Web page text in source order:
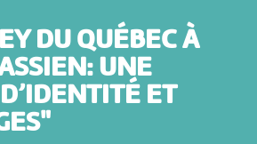
DU QUÉBEC À
UNE
ET